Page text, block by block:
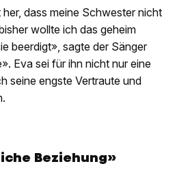
dass meine Schwester nicht
wollte ich das geheim
beerdigt», sagte der Sänger
Eva sei für ihn nicht nur eine
seine engste Vertraute und
Beziehung»